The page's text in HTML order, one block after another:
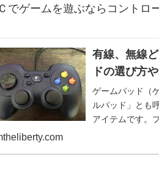
でゲームを遊ぶならコントロ
有線、無線
ドの選び方
ゲームパッド（
ルパッド」とも
アイテムです。